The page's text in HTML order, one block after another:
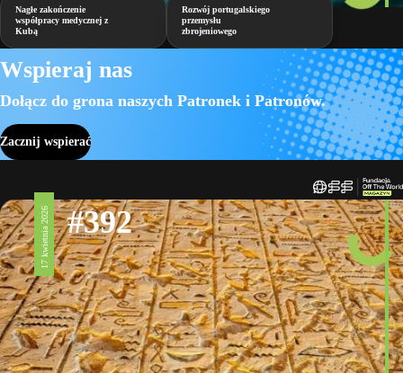
Nagłe zakończenie
współpracy medycznej z
Kubą
Rozwój portugalskiego
przemysłu
zbrojeniowego
Wspieraj nas
Dołącz do grona naszych Patronek i Patronów.
Zacznij wspierać
17 kwietnia 2026 #392